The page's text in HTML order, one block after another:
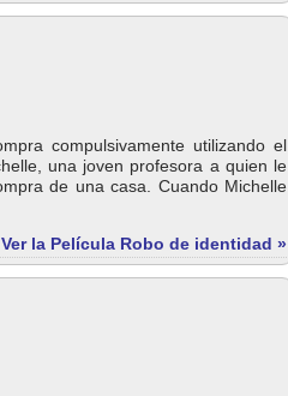
compulsivamente utilizando el
una joven profesora a quien le
de una casa. Cuando Michelle
Ver la Película Robo de identidad »